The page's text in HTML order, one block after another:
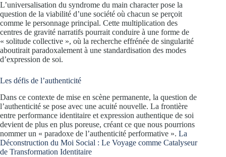
L’universalisation du syndrome du main character pose la
question de la viabilité d’une société où chacun se perçoit
comme le personnage principal. Cette multiplication des
centres de gravité narratifs pourrait conduire à une forme de
« solitude collective », où la recherche effrénée de singularité
aboutirait paradoxalement à une standardisation des modes
d’expression de soi.
Les défis de l’authenticité
Dans ce contexte de mise en scène permanente, la question de
l’authenticité se pose avec une acuité nouvelle. La frontière
entre performance identitaire et expression authentique de soi
devient de plus en plus poreuse, créant ce que nous pourrions
nommer un « paradoxe de l’authenticité performative ». La
Déconstruction du Moi Social : Le Voyage comme Catalyseur
de Transformation Identitaire